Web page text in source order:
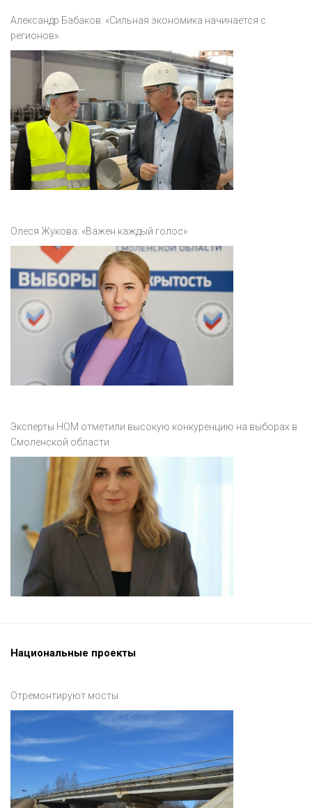
Александр Бабаков: «Сильная экономика начинается с
регионов».
Олеся Жукова: «Важен каждый голос»
Эксперты НОМ отметили высокую конкуренцию на выборах в
Смоленской области
Национальные проекты
Отремонтируют мосты